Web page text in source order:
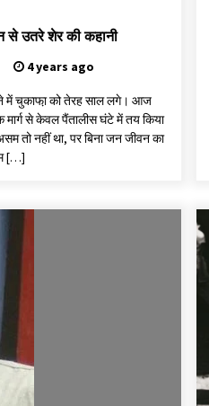
से उतरे शेर की कहानी
4 years ago
में चुकाफा़ को तेरह साल लगे। आज
मार्ग से केवल पैंतालीस घंटे में तय किया
तो नहीं था, पर बिना जन जीवन का
[…]